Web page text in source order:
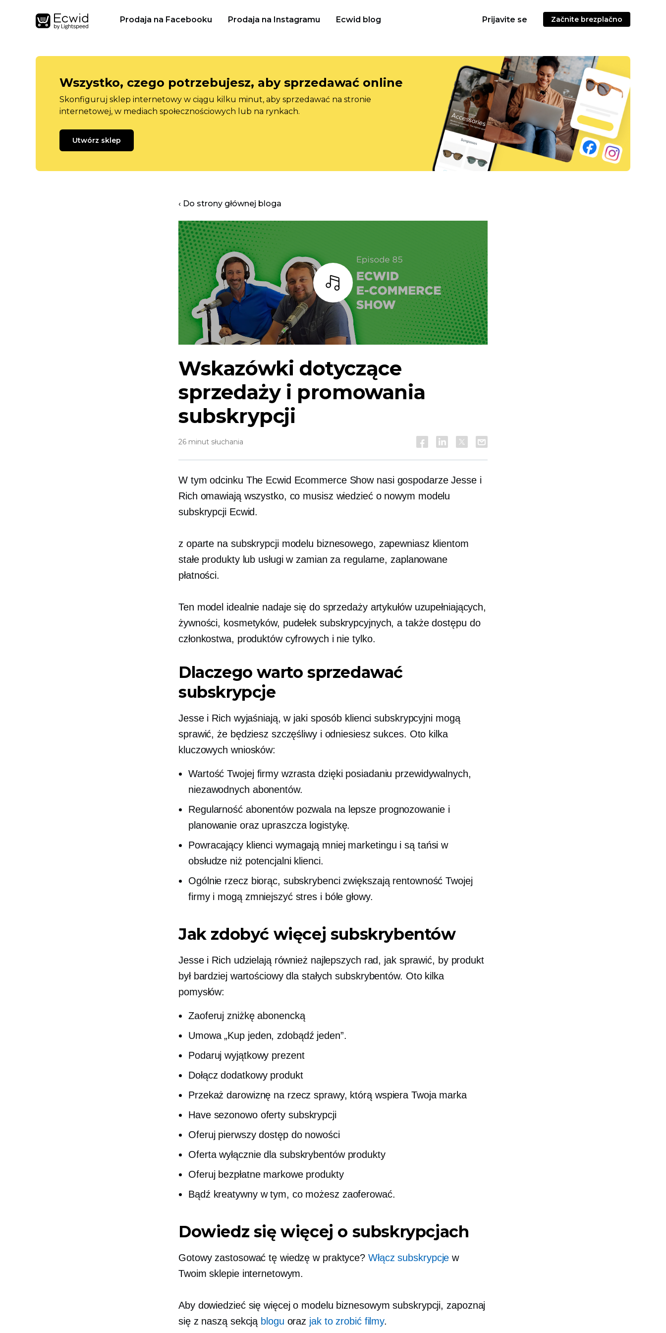
Prodaja na Facebooku Prodaja na Instagramu Ecwid blog Prijavite se Začnite brezplačno
Wszystko, czego potrzebujesz, aby sprzedawać online
Skonfiguruj sklep internetowy w ciągu kilku minut, aby sprzedawać na stronie
internetowej, w mediach społecznościowych lub na rynkach.
Utwórz sklep
‹ Do strony głównej bloga
Słuchaj
Wskazówki dotyczące
sprzedaży i promowania
subskrypcji
26 minut słuchania
W tym odcinku The Ecwid Ecommerce Show nasi gospodarze Jesse i
Rich omawiają wszystko, co musisz wiedzieć o nowym modelu
subskrypcji Ecwid.
z oparte na subskrypcjimodelu biznesowego, zapewniasz klientom
stałe produkty lub usługi w zamian za regularne, zaplanowane
płatności.
Ten model idealnie nadaje się do sprzedaży artykułów uzupełniających,
żywności, kosmetyków, pudełek subskrypcyjnych, a także dostępu do
członkostwa, produktów cyfrowych i nie tylko.
Dlaczego warto sprzedawać
subskrypcje
Jesse i Rich wyjaśniają, w jaki sposób klienci subskrypcyjni mogą
sprawić, że będziesz szczęśliwy i odniesiesz sukces. Oto kilka
kluczowych wniosków:
Wartość Twojej firmy wzrasta dzięki posiadaniu przewidywalnych,
niezawodnych abonentów.
Regularność abonentów pozwala na lepsze prognozowanie i
planowanie oraz upraszcza logistykę.
Powracający klienci wymagają mniej marketingu i są tańsi w
obsłudze niż potencjalni klienci.
Ogólnie rzecz biorąc, subskrybenci zwiększają rentowność Twojej
firmy i mogą zmniejszyć stres i bóle głowy.
Jak zdobyć więcej subskrybentów
Jesse i Rich udzielają również najlepszych rad, jak sprawić, by produkt
był bardziej wartościowy dla stałych subskrybentów. Oto kilka
pomysłów:
Zaoferuj zniżkę abonencką
Umowa „Kup jeden, zdobądź jeden”.
Podaruj wyjątkowy prezent
Dołącz dodatkowy produkt
Przekaż darowiznę na rzecz sprawy, którą wspiera Twoja marka
Have sezonowooferty subskrypcji
Oferuj pierwszy dostęp do nowości
Ofertawyłącznie dla subskrybentówprodukty
Oferuj bezpłatne markowe produkty
Bądź kreatywny w tym, co możesz zaoferować.
Dowiedz się więcej o subskrypcjach
Gotowy zastosować tę wiedzę w praktyce? Włącz subskrypcje w
Twoim sklepie internetowym.
Aby dowiedzieć się więcej o modelu biznesowym subskrypcji, zapoznaj
się z naszą sekcją blogu oraz jak to zrobićfilmy.